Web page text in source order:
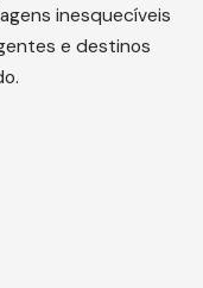
inesquecíveis
e destinos